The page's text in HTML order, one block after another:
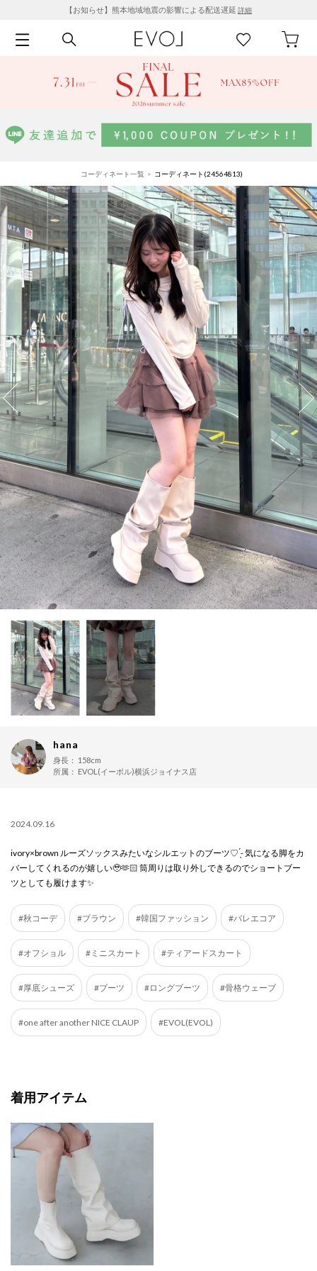
【お知らせ】熊本地域地震の影響による配送遅延 詳細
コーディネート一覧 コーディネート(24564813)
hana
身長：
158cm
所属： EVOL(イーボル)横浜ジョイナス店
2024.09.16
ivory×brown ルーズソックスみたいなシルエットのブーツ♡ ̖́- 気になる脚をカ
バーしてくれるのが嬉しい🥹🫶🏻 筒周りは取り外しできるのでショートブー
ツとしても履けます✨
#秋コーデ #ブラウン #韓国ファッション #バレエコア
#オフショル #ミニスカート #ティアードスカート
#厚底シューズ #ブーツ #ロングブーツ #骨格ウェーブ
#one after another NICE CLAUP #EVOL(EVOL)
着用アイテム